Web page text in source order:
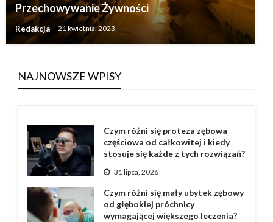
Przechowywanie Żywności
Redakcja 21 kwietnia, 2023
NAJNOWSZE WPISY
Czym różni się proteza zębowa
częściowa od całkowitej i kiedy
stosuje się każde z tych rozwiązań?
31 lipca, 2026
Czym różni się mały ubytek zębowy
od głębokiej próchnicy
wymagającej większego leczenia?